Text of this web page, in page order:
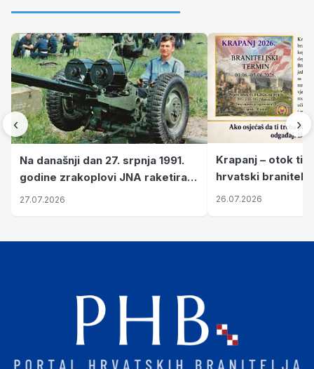
‹
Na današnji dan 27. srpnja 1991.
godine zrakoplovi JNA raketirali
su vojarnu i obučni centar "Nikola
27.07.2026
Krapanj – otok
hrvatski branitelji
pronalaze mir
26.07.2026
›